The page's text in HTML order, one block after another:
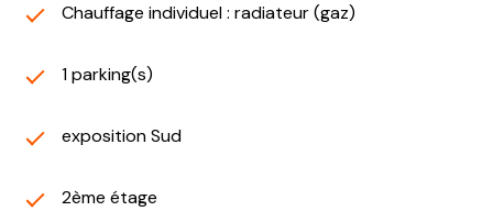
Chauffage individuel : radiateur (gaz)
1 parking(s)
exposition Sud
2ème étage